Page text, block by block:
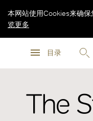
目录
本网站使用Cookies来确保
览更多
The